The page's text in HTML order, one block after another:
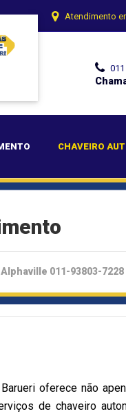
Atendimento
CHAVEIRO
011-93803-7228
oferece não
de chaveiro